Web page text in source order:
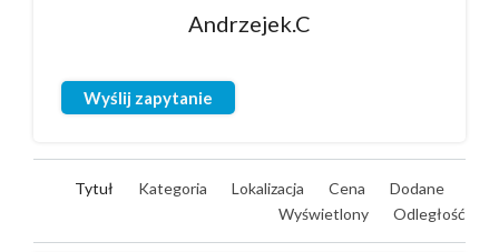
Andrzejek.C
Wyślij zapytanie
Tytuł Kategoria Lokalizacja Cena
Dodane
Wyświetlony
Odległość